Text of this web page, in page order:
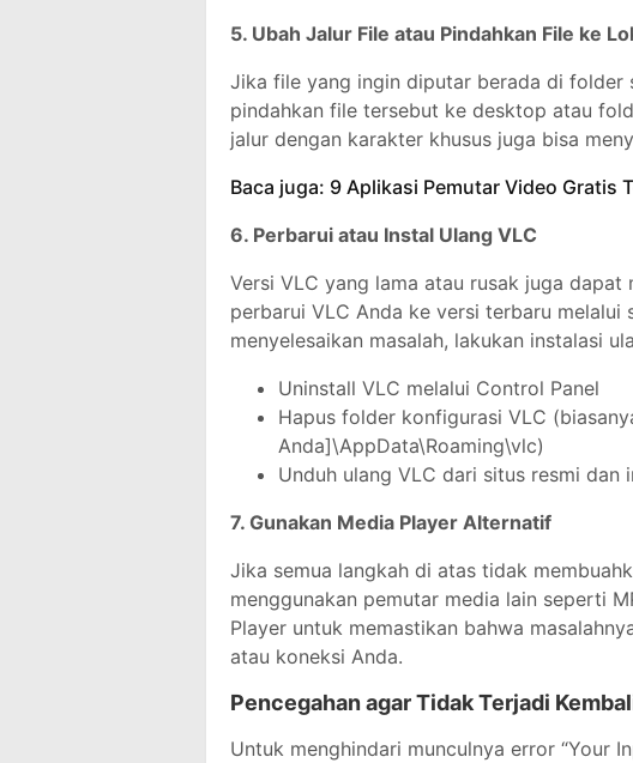
5. Ubah Jalur File atau Pindahkan File ke
Jika file yang ingin diputar berada di folder
pindahkan file tersebut ke desktop atau
jalur dengan karakter khusus juga bisa
Baca juga: 9 Aplikasi Pemutar Video Gratis
6. Perbarui atau Instal Ulang VLC
Versi VLC yang lama atau rusak juga
perbarui VLC Anda ke versi terbaru
menyelesaikan masalah, lakukan instalasi
Uninstall VLC melalui Control Panel
Hapus folder konfigurasi VLC
Anda]\AppData\Roaming\vlc)
Unduh ulang VLC dari situs resmi dan
7. Gunakan Media Player Alternatif
Jika semua langkah di atas tidak
menggunakan pemutar media lain seperti
Player untuk memastikan bahwa
atau koneksi Anda.
Pencegahan agar Tidak Terjadi
Untuk menghindari munculnya error “Your